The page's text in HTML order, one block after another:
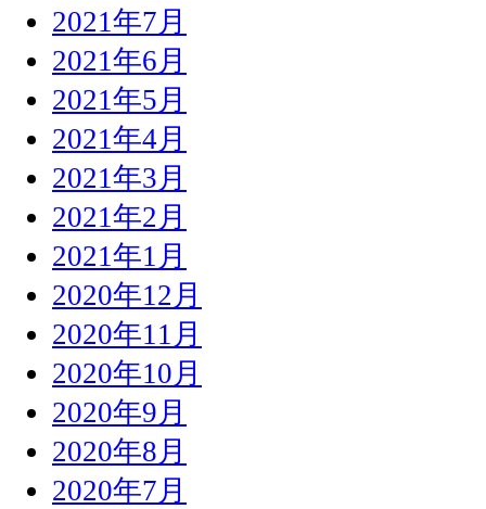
2021年7月
2021年6月
2021年5月
2021年4月
2021年3月
2021年2月
2021年1月
2020年12月
2020年11月
2020年10月
2020年9月
2020年8月
2020年7月